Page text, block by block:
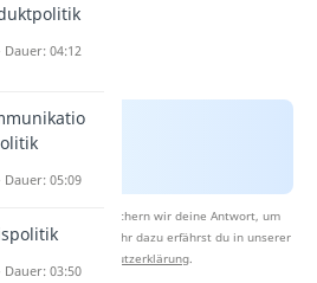
Beantwortung speichern wir deine Antwort, um
zu verbessern. Mehr dazu erfährst du in unserer
Datenschutzerklärung
Dauer: 04:12
Dauer: 05:09
Dauer: 03:50